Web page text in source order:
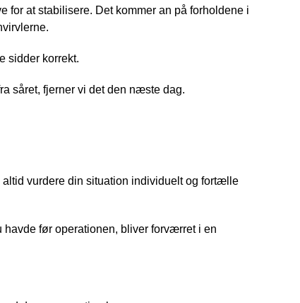
for at stabilisere. Det kommer an på forholdene i
sidder korrekt.
såret, fjerner vi det den næste dag.
altid vurdere din situation individuelt og fortælle
havde før operationen, bliver forværret i en